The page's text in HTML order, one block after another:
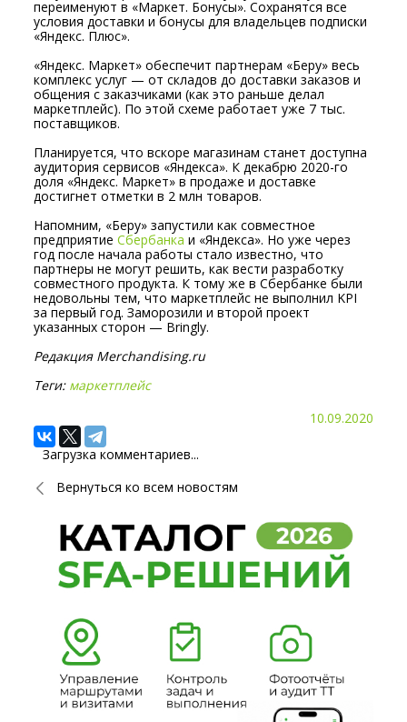
переименуют в «Маркет. Бонусы». Сохранятся все
условия доставки и бонусы для владельцев подписки
«Яндекс. Плюс».
«Яндекс. Маркет» обеспечит партнерам «Беру» весь
комплекс услуг — от складов до доставки заказов и
общения с заказчиками (как это раньше делал
маркетплейс). По этой схеме работает уже 7 тыс.
поставщиков.
Планируется, что вскоре магазинам станет доступна
аудитория сервисов «Яндекса». К декабрю 2020-го
доля «Яндекс. Маркет» в продаже и доставке
достигнет отметки в 2 млн товаров.
Напомним, «Беру» запустили как совместное
предприятиеСбербанка и «Яндекса». Но уже через
год после начала работы стало известно, что
партнеры не могут решить, как вести разработку
совместного продукта. К тому же в Сбербанке были
недовольны тем, что маркетплейс не выполнил KPI
за первый год. Заморозили и второй проект
указанных сторон — Bringly.
Редакция Merchandising.ru
Теги: маркетплейс
10.09.2020
Загрузка комментариев...
Вернуться ко всем новостям